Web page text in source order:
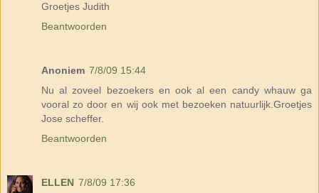
Groetjes Judith
Beantwoorden
Anoniem 7/8/09 15:44
Nu al zoveel bezoekers en ook al een candy whauw ga
vooral zo door en wij ook met bezoeken natuurlijk.Groetjes
Jose scheffer.
Beantwoorden
ELLEN 7/8/09 17:36